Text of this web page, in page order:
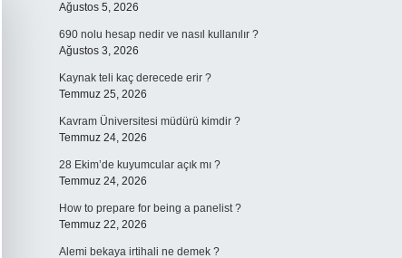
Ağustos 5, 2026
690 nolu hesap nedir ve nasıl kullanılır ?
Ağustos 3, 2026
Kaynak teli kaç derecede erir ?
Temmuz 25, 2026
Kavram Üniversitesi müdürü kimdir ?
Temmuz 24, 2026
28 Ekim’de kuyumcular açık mı ?
Temmuz 24, 2026
How to prepare for being a panelist ?
Temmuz 22, 2026
Alemi bekaya irtihali ne demek ?